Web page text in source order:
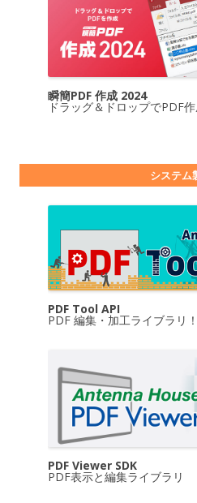
瞬簡PDF 作成 2024
ドラッグ＆ドロップでPDF
システム
PDF Tool API
PDF 編集・加工ライブラリ！
PDF Viewer SDK
PDF表示と編集ライブラリ